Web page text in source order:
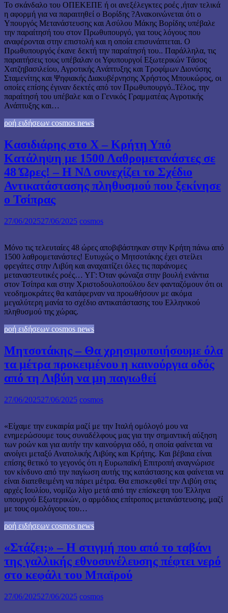
Το σκάνδαλο του ΟΠΕΚΕΠΕ ή οι ανεξέλεγκτες ροές ,ήταν τελικά
η αφορμή για να παραιτηθεί ο Βορίδης ?Ανακοινώνεται ότι ο
Υπουργός Μετανάστευσης και Ασύλου Μάκης Βορίδης υπέβαλε
την παραίτησή του στον Πρωθυπουργό, για τους λόγους που
αναφέρονται στην επιστολή και η οποία επισυνάπτεται. Ο
Πρωθυπουργός έκανε δεκτή την παραίτησή του.. Παράλληλα, τις
παραιτήσεις τους υπέβαλαν οι Υφυπουργοί Εξωτερικών Τάσος
Χατζηβασιλείου, Αγροτικής Ανάπτυξης και Τροφίμων Διονύσης
Σταμενίτης και Ψηφιακής Διακυβέρνησης Χρήστος Μπουκώρος, οι
οποίες επίσης έγιναν δεκτές από τον Πρωθυπουργό..Τέλος, την
παραίτησή του υπέβαλε και ο Γενικός Γραμματέας Αγροτικής
Ανάπτυξης και…
ροή ειδήσεων cosmos news
Κασιδιάρης στο Χ – Κρήτη Υπό
Κατάληψη με 1500 Λαθρομετανάστες σε
48 Ώρες! – Η ΝΔ συνεχίζει το Σχέδιο
Αντικατάστασης πληθυσμού που ξεκίνησε
ο Τσίπρας
27/06/202527/06/2025 cosmos
Μόνο τις τελευταίες 48 ώρες αποβιβάστηκαν στην Κρήτη πάνω από
1500 λαθρομετανάστες! Ευτυχώς ο Μητσοτάκης έχει στείλει
φρεγάτες στην Λιβύη και αναχαιτίζει όλες τις παράνομες
μεταναστευτικές ροές… ΥΓ: Όταν φώναζα στην βουλή ενάντια
στον Τσίπρα και στην Χριστοδουλοπούλου δεν φανταζόμουν ότι οι
νεοδημοκράτες θα κατάφερναν να προωθήσουν με ακόμα
μεγαλύτερη μανία το σχέδιο αντικατάστασης του Ελληνικού
πληθυσμού της χώρας.
ροή ειδήσεων cosmos news
Μητσοτάκης – Θα χρησιμοποιήσουμε όλα
τα μέτρα προκειμένου η καινούργια οδός
από τη Λιβύη να μη παγιωθεί
27/06/202527/06/2025 cosmos
«Είχαμε την ευκαιρία μαζί με την Ιταλή ομόλογό μου να
ενημερώσουμε τους συναδέλφους μας για την σημαντική αύξηση
των ροών και για αυτήν την καινούργια οδό, η οποία φαίνεται να
ανοίγει μεταξύ Ανατολικής Λιβύης και Κρήτης. Και βέβαια είναι
επίσης θετικό το γεγονός ότι η Ευρωπαϊκή Επιτροπή αναγνώρισε
τον κίνδυνο από την παγίωση αυτής της κατάστασης και φαίνεται να
είναι διατεθειμένη να πάρει μέτρα. Θα επισκεφθεί την Λιβύη στις
αρχές Ιουλίου, νομίζω λίγο μετά από την επίσκεψη του Έλληνα
υπουργού Εξωτερικών, ο αρμόδιος επίτροπος μετανάστευσης, μαζί
με τους ομολόγους του…
ροή ειδήσεων cosmos news
«Στάζει;» – Η στιγμή που από το ταβάνι
της γαλλικής εθνοσυνέλευσης πέφτει νερό
στο κεφάλι του Μπαϊρού
27/06/202527/06/2025 cosmos